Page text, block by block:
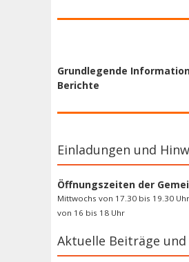
Grundlegende
Berichte
Einladungen und
Öffnungszeiten der
Mittwochs von 17.30 bis 19.30
von 16 bis 18 Uhr
Aktuelle Beiträge